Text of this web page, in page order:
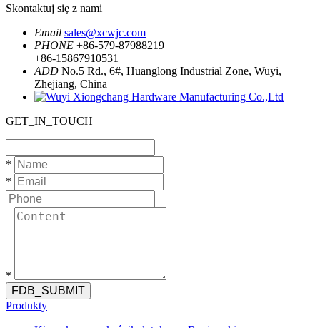
Skontaktuj się z nami
Email sales@xcwjc.com
PHONE +86-579-87988219
+86-15867910531
ADD No.5 Rd., 6#, Huanglong Industrial Zone, Wuyi,
Zhejiang, China
GET_IN_TOUCH
*
*
*
FDB_SUBMIT
Produkty